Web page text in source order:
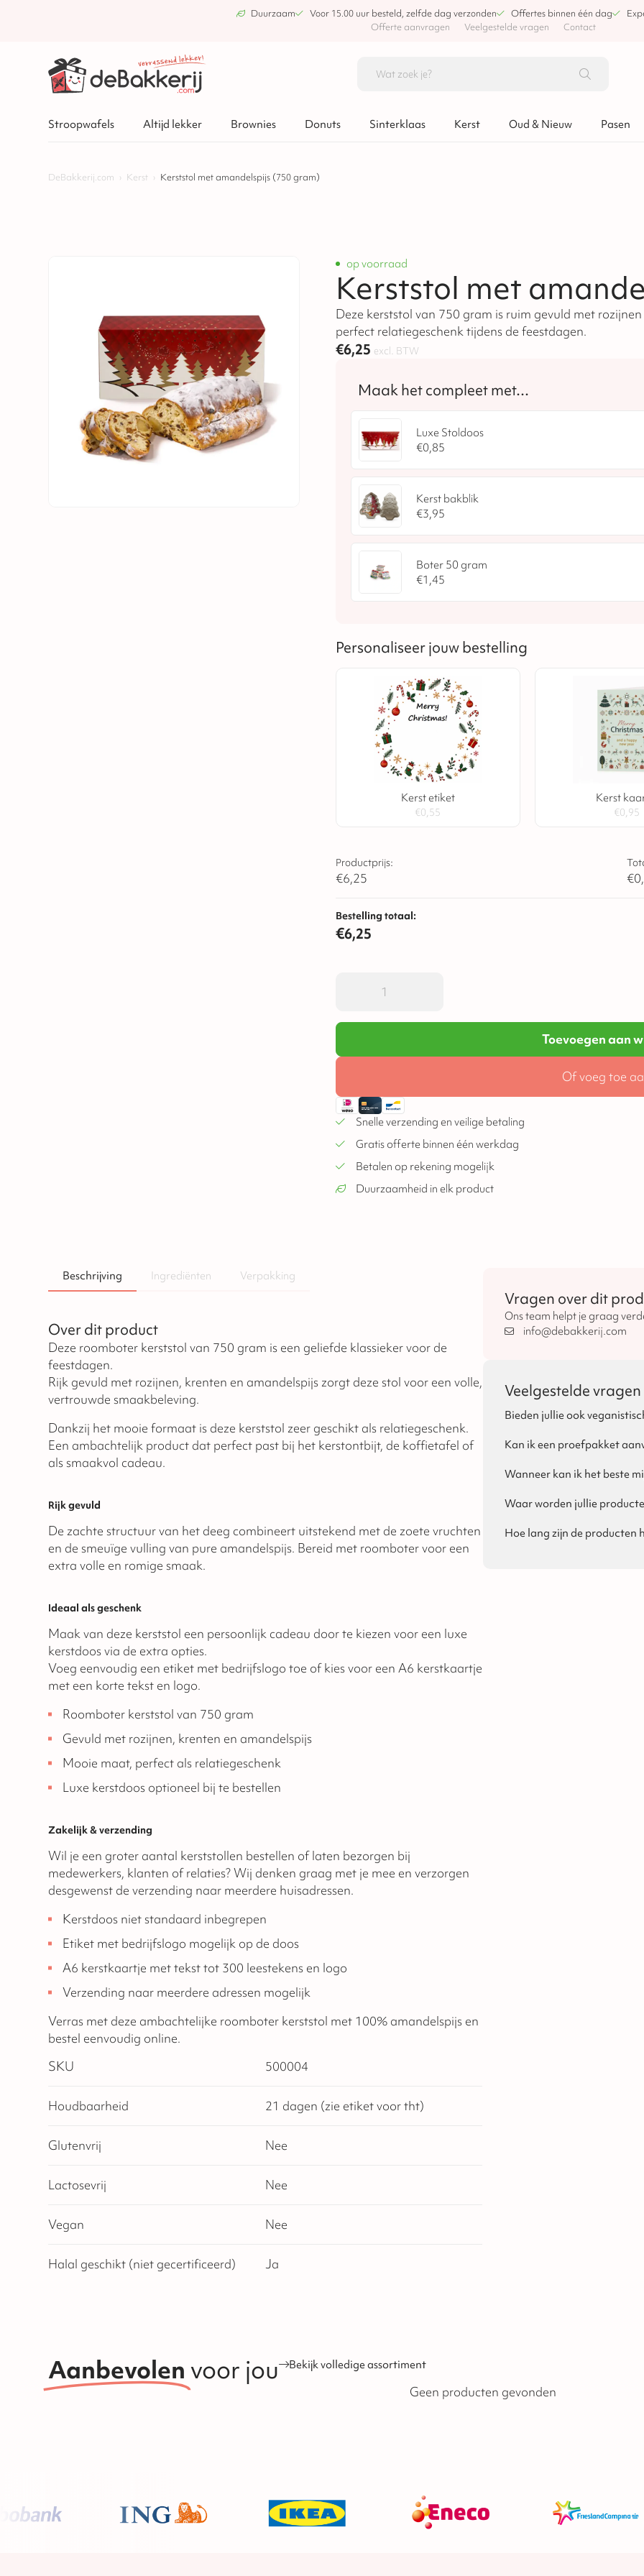
Duurzaam Voor 15.00 uur besteld, zelfde dag verzonden Offertes binnen één dag
Offerte aanvragen
Veelgestelde vragen Contact
Stroopwafels Altijd lekker Brownies Donuts Sinterklaas Kerst Oud & Nieuw Pasen
DeBakkerij.com › Kerst › Kerststol met amandelspijs (750 gram)
op voorraad
Kerststol met
Deze kerststol van 750 gram is ruim gevuld met
perfect relatiegeschenk tijdens de feestdagen.
€6,25 excl. BTW
Luxe Stoldoos
€0,85
Kerst bakblik
€3,95
Boter 50 gram
€1,45
Personaliseer jouw bestelling
Kerst etiket
€0,55
Kerst
€0,95
Productprijs:
€6,25 €
Bestelling totaal:
€6,25
Toevoegen aan
Of voeg toe
Snelle verzending en veilige betaling
Gratis offerte binnen één werkdag
Betalen op rekening mogelijk
Duurzaamheid in elk product
Beschrijving Ingrediënten Verpakking
Over dit product
Deze roomboter kerststol van 750 gram is een geliefde klassieker voor de
feestdagen.
Rijk gevuld met rozijnen, krenten en amandelspijs zorgt deze stol voor een volle,
vertrouwde smaakbeleving.
Dankzij het mooie formaat is deze kerststol zeer geschikt als relatiegeschenk.
Een ambachtelijk product dat perfect past bij het kerstontbijt, de koffietafel of
als smaakvol cadeau.
Rijk gevuld
De zachte structuur van het deeg combineert uitstekend met de zoete vruchten
en de smeuïge vulling van pure amandelspijs. Bereid met roomboter voor een
extra volle en romige smaak.
Ideaal als geschenk
Maak van deze kerststol een persoonlijk cadeau door te kiezen voor een luxe
kerstdoos via de extra opties.
Voeg eenvoudig een etiket met bedrijfslogo toe of kies voor een A6 kerstkaartje
met een korte tekst en logo.
Roomboter kerststol van 750 gram
Gevuld met rozijnen, krenten en amandelspijs
Mooie maat, perfect als relatiegeschenk
Luxe kerstdoos optioneel bij te bestellen
Zakelijk & verzending
Wil je een groter aantal kerststollen bestellen of laten bezorgen bij
medewerkers, klanten of relaties? Wij denken graag met je mee en verzorgen
desgewenst de verzending naar meerdere huisadressen.
Kerstdoos niet standaard inbegrepen
Etiket met bedrijfslogo mogelijk op de doos
A6 kerstkaartje met tekst tot 300 leestekens en logo
Verzending naar meerdere adressen mogelijk
Verras met deze ambachtelijke roomboter kerststol met 100% amandelspijs en
bestel eenvoudig online.
SKU
500004
Houdbaarheid 21 dagen (zie etiket voor tht)
Glutenvrij Nee
Lactosevrij Nee
Vegan Nee
Halal geschikt (niet gecertificeerd) Ja
Vragen over dit
Ons team helpt je graag
info@debakkerij.com
Veelgestelde vragen
Bieden jullie ook
van Sinterklaas, Kerst en
Kan ik een proefpakket
proefpakket bestellen via de
bij ons aan!
Wanneer kan ik het beste
houdbaarheidsdatum zo
houdbaar en geen probleem
de feestdagen in de buurt
bij ons is. Daarom raden wij
Waar worden jullie
de bakkerijen van onze
Hoe lang zijn de producten
Aanbevolen voor jou Bekijk volledige assortiment
Geen producten gevonden